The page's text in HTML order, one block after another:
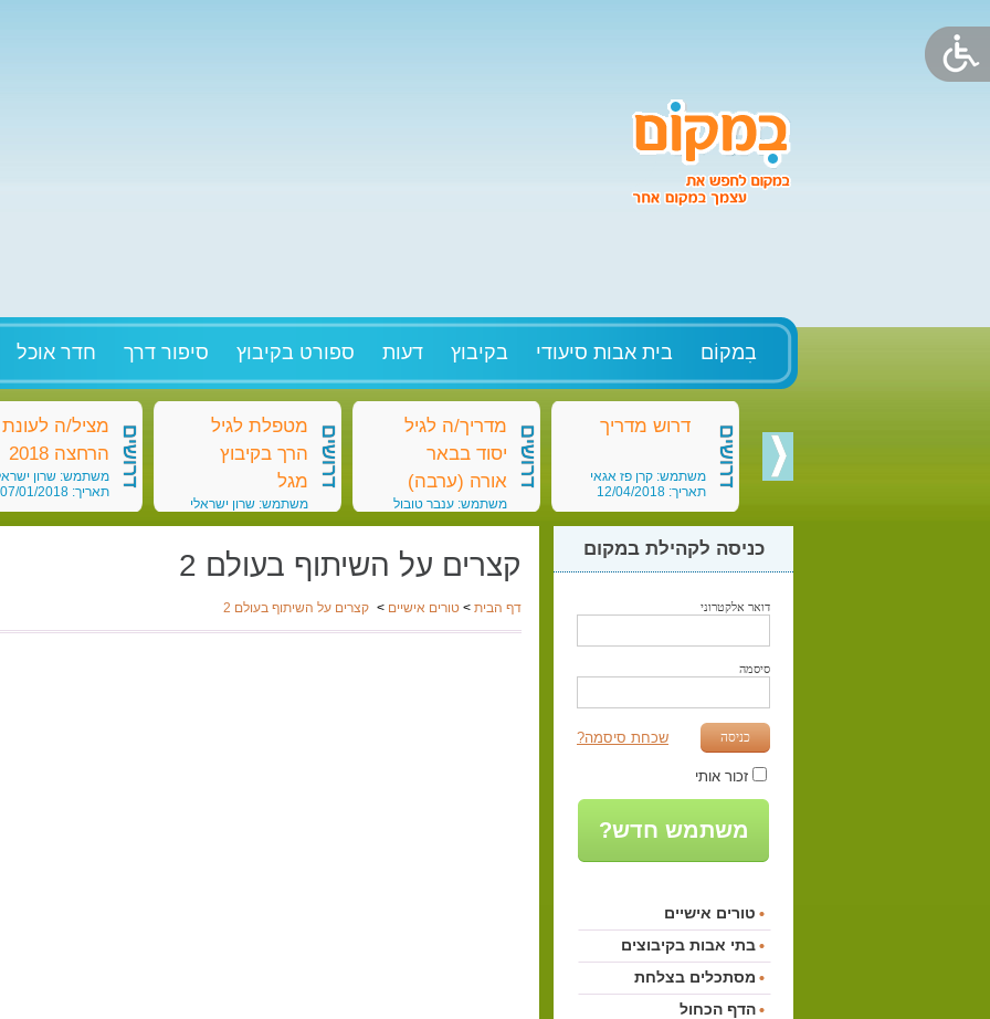
בִמקוֹם בית אבות סיעודי בקיבוץ דעות ספורט בקיבוץ סיפור דרך חדר אוכל
דרוש מדריך
משתמש: קרן פז אגאי
תאריך: 12/04/2018
דרושים
מדריך/ה לגיל
יסוד בבאר
אורה (ערבה)
משתמש: ענבר טובול
דרושים
מטפלת לגיל
הרך בקיבוץ
מגל
משתמש: שרון ישראלי
דרושים
מציל/ה לעונת
הרחצה 2018
משתמש: שרון
תאריך: 07/01/2018
דרושים
כניסה לקהילת במקום
דואר אלקטרוני
סיסמה
כניסה שכחת סיסמה?
זכור אותי
משתמש חדש?
טורים אישיים
בתי אבות בקיבוצים
מסתכלים בצלחת
הדף הכחול
קצרים על השיתוף בעולם 2
דף הבית > טורים אישיים > קצרים על השיתוף בעולם 2